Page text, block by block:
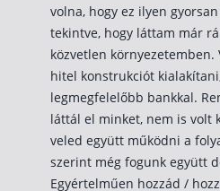
volna, hogy ez ilyen
tekintve, hogy láttam már
közvetlen
hitel konstrukciót
legmegfelelőbb bankkal.
láttál el minket, nem is volt
veled együtt működni a
szerint még fogunk együtt
Egyértelműen hozzád /